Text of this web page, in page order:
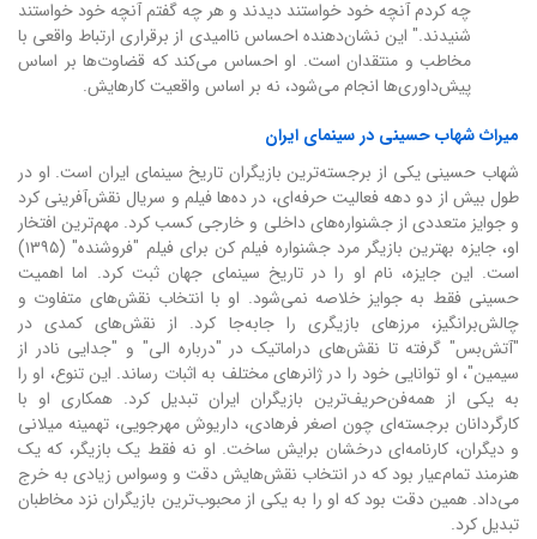
چه کردم آنچه خود خواستند دیدند و هر چه گفتم آنچه خود خواستند
شنیدند." این نشان‌دهنده احساس ناامیدی از برقراری ارتباط واقعی با
مخاطب و منتقدان است. او احساس می‌کند که قضاوت‌ها بر اساس
پیش‌داوری‌ها انجام می‌شود، نه بر اساس واقعیت کارهایش.
میراث شهاب حسینی در سینمای ایران
شهاب حسینی یکی از برجسته‌ترین بازیگران تاریخ سینمای ایران است. او در
طول بیش از دو دهه فعالیت حرفه‌ای، در ده‌ها فیلم و سریال نقش‌آفرینی کرد
و جوایز متعددی از جشنواره‌های داخلی و خارجی کسب کرد. مهم‌ترین افتخار
او، جایزه بهترین بازیگر مرد جشنواره فیلم کن برای فیلم "فروشنده" (۱۳۹۵)
است. این جایزه، نام او را در تاریخ سینمای جهان ثبت کرد. اما اهمیت
حسینی فقط به جوایز خلاصه نمی‌شود. او با انتخاب نقش‌های متفاوت و
چالش‌برانگیز، مرزهای بازیگری را جابه‌جا کرد. از نقش‌های کمدی در
"آتش‌بس" گرفته تا نقش‌های دراماتیک در "درباره الی" و "جدایی نادر از
سیمین"، او توانایی خود را در ژانرهای مختلف به اثبات رساند. این تنوع، او را
به یکی از همه‌فن‌حریف‌ترین بازیگران ایران تبدیل کرد. همکاری او با
کارگردانان برجسته‌ای چون اصغر فرهادی، داریوش مهرجویی، تهمینه میلانی
و دیگران، کارنامه‌ای درخشان برایش ساخت. او نه فقط یک بازیگر، که یک
هنرمند تمام‌عیار بود که در انتخاب نقش‌هایش دقت و وسواس زیادی به خرج
می‌داد. همین دقت بود که او را به یکی از محبوب‌ترین بازیگران نزد مخاطبان
تبدیل کرد.